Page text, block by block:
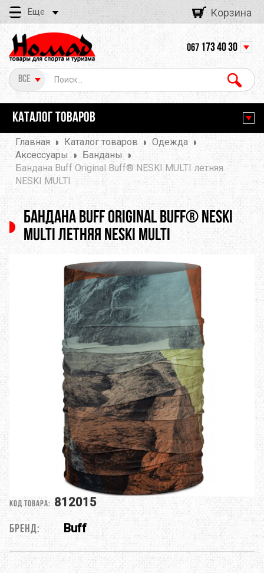
Еще Корзина
Все
067 173 40 30
КАТАЛОГ ТОВАРОВ
Главная Каталог товаров
Одежда
Аксессуары
Банданы
Бандана Buff Original Buff® NESKI MULTI летняя
NESKI MULTI
Бандана Buff Original Buff® NESKI
MULTI летняя NESKI MULTI
Код товара: 812015
Бренд: Buff